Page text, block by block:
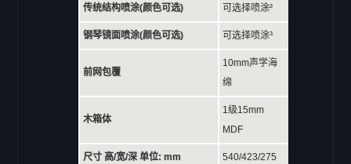
传统结构喷涂(颜色可选) 可选择喷涂²
钢琴镜面喷涂(颜色可选) 可选择喷涂³
前网包覆
10mm声学海
绵
木箱体
1级15mm
MDF
尺寸 高/宽/深 单位: mm 540/423/275